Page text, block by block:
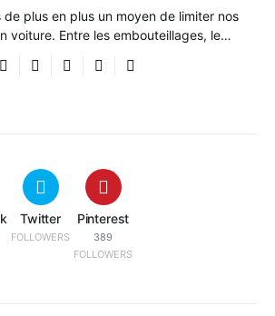
de plus en plus un moyen de limiter nos
voiture. Entre les embouteillages, le…
Twitter
FOLLOWERS
Pinterest
389
FOLLOWERS